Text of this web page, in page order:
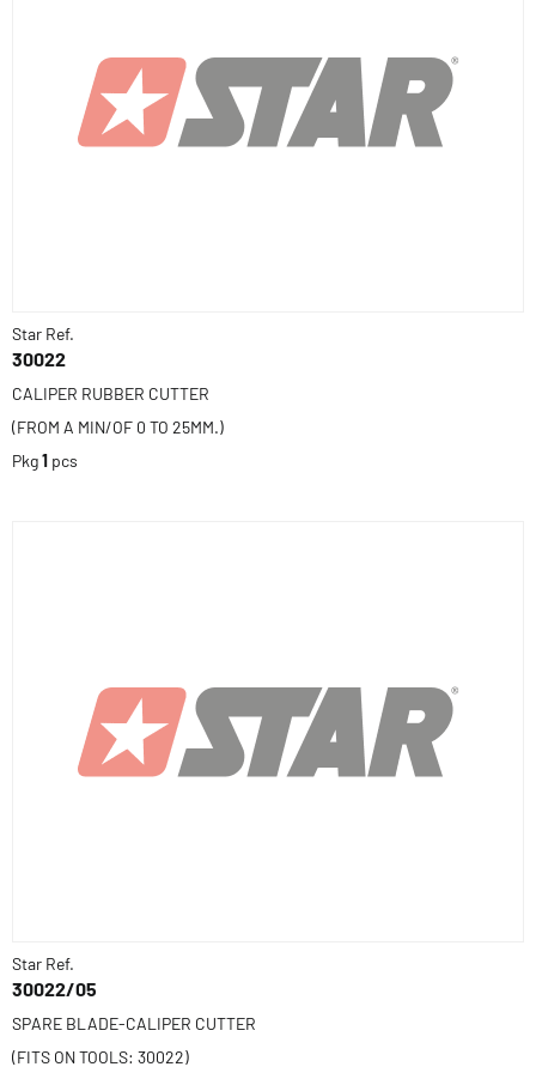
Star Ref.
30022
CALIPER RUBBER CUTTER
(FROM A MIN/OF 0 TO 25MM.)
Pkg1 pcs
Star Ref.
30022/05
SPARE BLADE-CALIPER CUTTER
(FITS ON TOOLS: 30022)